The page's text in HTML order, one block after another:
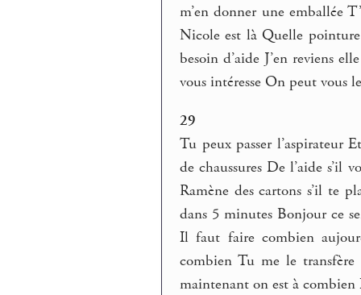
m’en donner une emballée
Nicole est là Quelle
besoin d’aide J’en reviens
vous intéresse On peut vous
29
Tu peux passer l’aspirateur
de chaussures De l’aide s’il
Ramène des cartons s’il te
dans 5 minutes Bonjour ce
Il faut faire combien
combien Tu me le
maintenant on est à